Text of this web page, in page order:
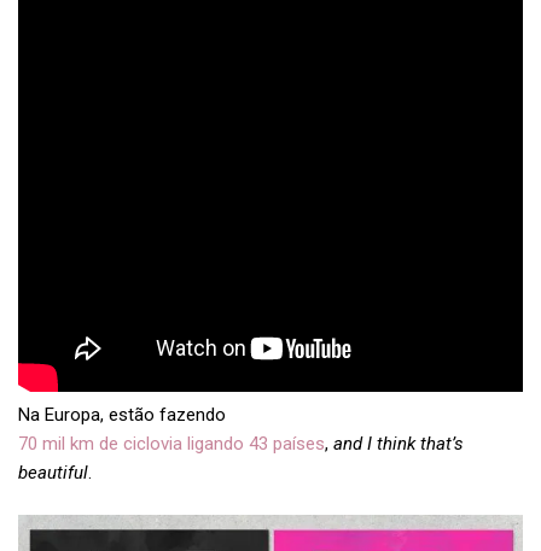
Na Europa, estão fazendo
70 mil km de ciclovia ligando 43 países, and I think that’s
beautiful.